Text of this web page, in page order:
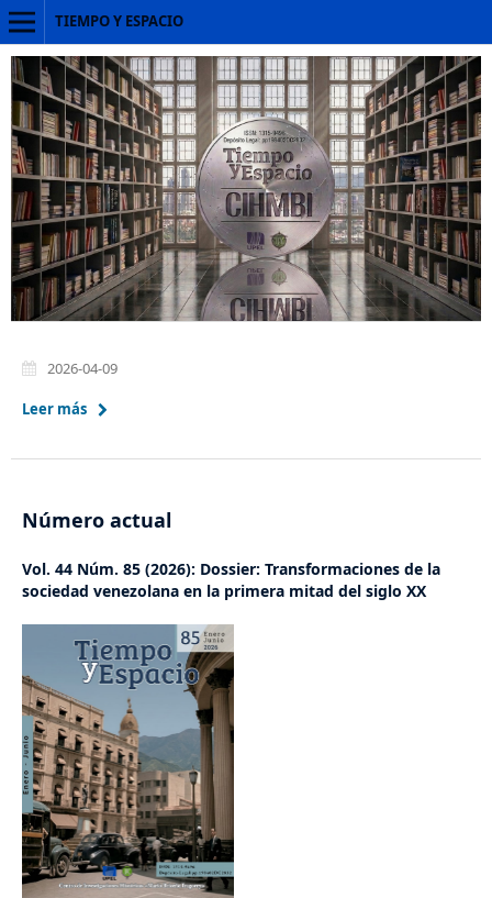
TIEMPO Y ESPACIO
2026-04-09
Leer más
Número actual
Vol. 44 Núm. 85 (2026): Dossier: Transformaciones de la
sociedad venezolana en la primera mitad del siglo XX